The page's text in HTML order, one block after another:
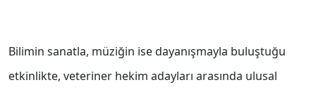
Bilimin sanatla, müziğin ise dayanışmayla buluştuğu
etkinlikte, veteriner hekim adayları arasında ulusal